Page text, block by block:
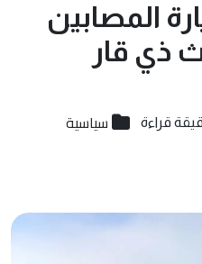
المصابين
ذي قار
سياسية